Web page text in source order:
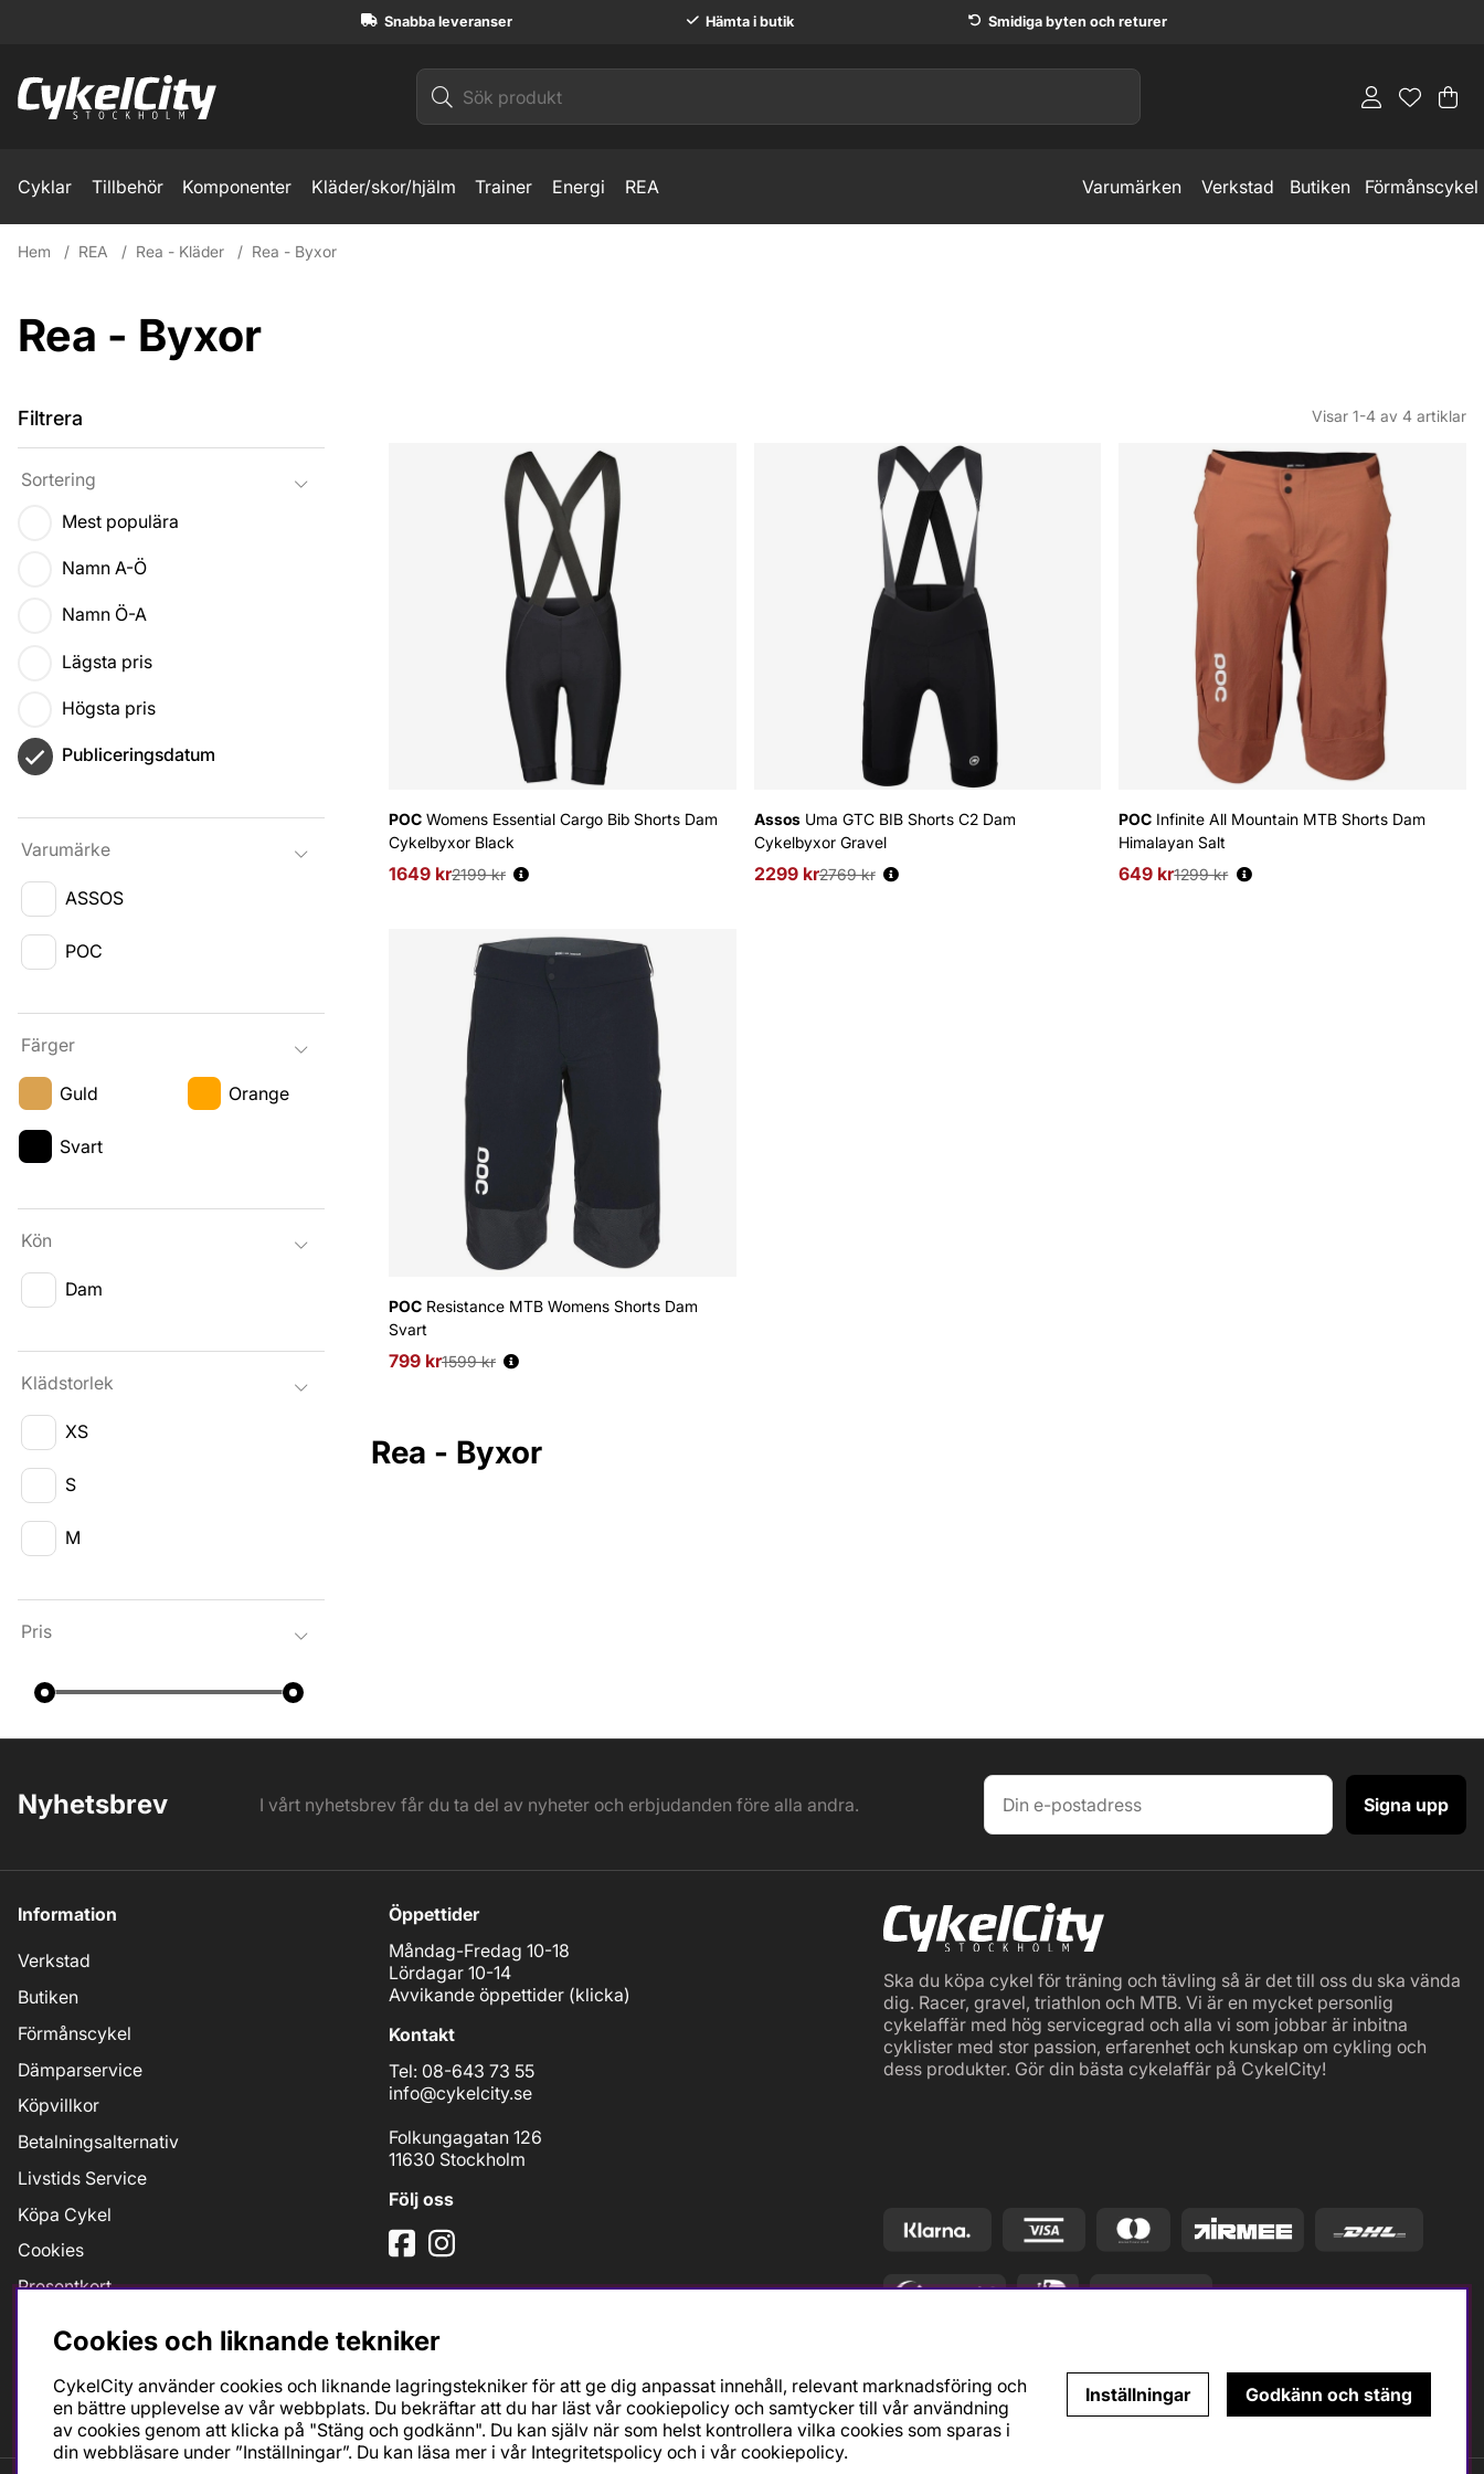
Snabba leveranser Hämta i butik Smidiga byten och returer
.
Cyklar Tillbehör Komponenter Kläder/skor/hjälm Trainer Energi REA Varumärken Verkstad Butiken Förmånscykel
Hem REA Rea - Kläder Rea - Byxor
Rea - Byxor
Filtrera
Sortering
Mest populära
Namn A-Ö
Namn Ö-A
Lägsta pris
Högsta pris
Publiceringsdatum
Varumärke
ASSOS
POC
Färger
Guld Orange
Svart
Kön
Dam
Klädstorlek
XS
S
M
Pris
Visar 1-4 av 4 artiklar
POC Womens Essential Cargo Bib Shorts Dam
Cykelbyxor Black
1649 kr
Ordinarie pris:
2199 kr
AssosUma GTC BIB Shorts C2 Dam
Cykelbyxor Gravel
2299 kr
Ordinarie pris:
2769 kr
POC Infinite All Mountain MTB Shorts Dam
Himalayan Salt
649 kr
Ordinarie pris:
1299 kr
POC Resistance MTB Womens Shorts Dam
Svart
799 kr
Ordinarie pris:
1599 kr
Rea - Byxor
Nyhetsbrev I vårt nyhetsbrev får du ta del av nyheter och erbjudanden före alla andra. Signa upp
Information
Verkstad
Butiken
Förmånscykel
Dämparservice
Köpvillkor
Betalningsalternativ
Livstids Service
Köpa Cykel
Cookies
Presentkort
Taxfree
Bikefit Retül
Öppettider
Måndag-Fredag 10-18
Lördagar 10-14
Avvikande öppettider (klicka)
Kontakt
Tel: 08-643 73 55
info@cykelcity.se
Folkungagatan 126
11630 Stockholm
Följ oss
Ska du köpa cykel för träning och tävling så är det till oss du ska vända
dig. Racer, gravel, triathlon och MTB. Vi är en mycket personlig
cykelaffär med hög servicegrad och alla vi som jobbar är inbitna
cyklister med stor passion, erfarenhet och kunskap om cykling och
dess produkter. Gör din bästa cykelaffär på CykelCity!
Cookies och liknande tekniker
CykelCity använder cookies och liknande lagringstekniker för att ge dig anpassat innehåll, relevant marknadsföring och
en bättre upplevelse av vår webbplats. Du bekräftar att du har läst vår cookiepolicy och samtycker till vår användning
av cookies genom att klicka på "Stäng och godkänn". Du kan själv när som helst kontrollera vilka cookies som sparas i
din webbläsare under ”Inställningar”. Du kan läsa mer i vår Integritetspolicy och i vår cookiepolicy.
Inställningar Godkänn och stäng